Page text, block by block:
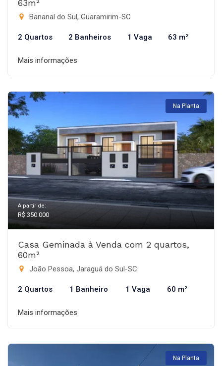
63m²
Bananal do Sul, Guaramirim-SC
2 Quartos 2 Banheiros 1 Vaga 63 m²
Mais informações
Na Planta
A partir de:
R$ 350.000
Casa Geminada à Venda com 2 quartos,
60m²
João Pessoa, Jaraguá do Sul-SC
2 Quartos 1 Banheiro 1 Vaga 60 m²
Mais informações
Na Planta